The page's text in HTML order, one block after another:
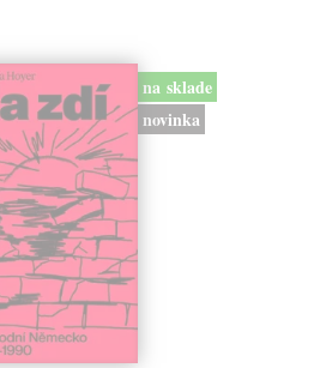
na sklade
novinka